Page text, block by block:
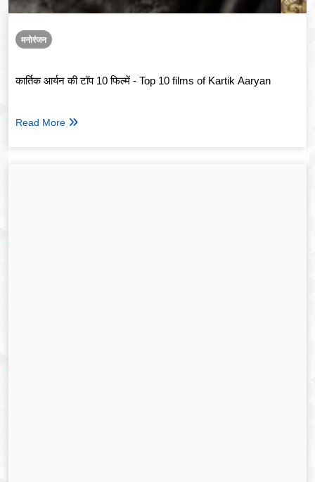
मनोरंजन
कार्तिक आर्यन की टॉप 10 फिल्में - Top 10 films of Kartik Aaryan
Read More